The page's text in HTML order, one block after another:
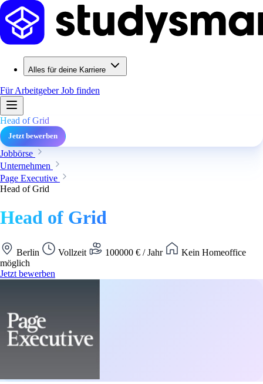
Alles für deine Karriere
Für ArbeitgeberJob finden
Head of Grid
Jetzt bewerben
Jobbörse
Unternehmen
Page Executive
Head of Grid
Head of Grid
Berlin Vollzeit 100000 € / Jahr
Kein Homeoffice
möglich
Jetzt bewerben